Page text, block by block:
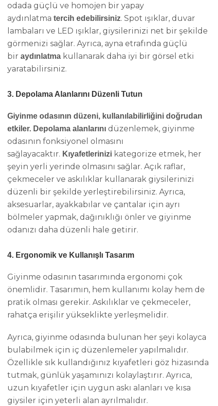
odada güçlü ve homojen bir yapay
aydınlatma tercih edebilirsiniz. Spot ışıklar, duvar
lambaları ve LED ışıklar, giysilerinizi net bir şekilde
görmenizi sağlar. Ayrıca, ayna etrafında güçlü
bir aydınlatma kullanarak daha iyi bir görsel etki
yaratabilirsiniz.
3. Depolama Alanlarını Düzenli Tutun
Giyinme odasının düzeni, kullanılabilirliğini doğrudan
etkiler. Depolama alanlarını düzenlemek, giyinme
odasının fonksiyonel olmasını
sağlayacaktır. Kıyafetlerinizi kategorize etmek, her
şeyin yerli yerinde olmasını sağlar. Açık raflar,
çekmeceler ve askılıklar kullanarak giysilerinizi
düzenli bir şekilde yerleştirebilirsiniz. Ayrıca,
aksesuarlar, ayakkabılar ve çantalar için ayrı
bölmeler yapmak, dağınıklığı önler ve giyinme
odanızı daha düzenli hale getirir.
4. Ergonomik ve Kullanışlı Tasarım
Giyinme odasının tasarımında ergonomi çok
önemlidir. Tasarımın, hem kullanımı kolay hem de
pratik olması gerekir. Askılıklar ve çekmeceler,
rahatça erişilir yükseklikte yerleşmelidir.
Ayrıca, giyinme odasında bulunan her şeyi kolayca
bulabilmek için iç düzenlemeler yapılmalıdır.
Özellikle sık kullandığınız kıyafetleri göz hizasında
tutmak, günlük yaşamınızı kolaylaştırır. Ayrıca,
uzun kıyafetler için uygun askı alanları ve kısa
giysiler için yeterli alan ayrılmalıdır.